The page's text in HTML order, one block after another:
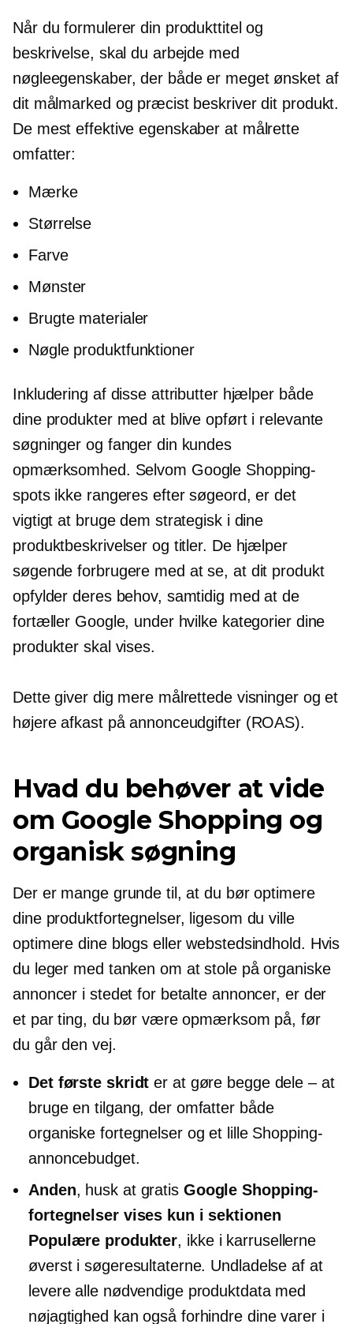
Når du formulerer din produkttitel og
beskrivelse, skal du arbejde med
nøgleegenskaber, der både er meget ønsket af
dit målmarked og præcist beskriver dit produkt.
De mest effektive egenskaber at målrette
omfatter:
Mærke
Størrelse
Farve
Mønster
Brugte materialer
Nøgle produktfunktioner
Inkludering af disse attributter hjælper både
dine produkter med at blive opført i relevante
søgninger og fanger din kundes
opmærksomhed. Selvom Google Shopping-
spots ikke rangeres efter søgeord, er det
vigtigt at bruge dem strategisk i dine
produktbeskrivelser og titler. De hjælper
søgende forbrugere med at se, at dit produkt
opfylder deres behov, samtidig med at de
fortæller Google, under hvilke kategorier dine
produkter skal vises.
Dette giver dig mere målrettede visninger og et
højere afkast på annonceudgifter (ROAS).
Hvad du behøver at vide
om Google Shopping og
organisk søgning
Der er mange grunde til, at du bør optimere
dine produktfortegnelser, ligesom du ville
optimere dine blogs eller webstedsindhold. Hvis
du leger med tanken om at stole på organiske
annoncer i stedet for betalte annoncer, er der
et par ting, du bør være opmærksom på, før
du går den vej.
Det første skridt er at gøre begge dele – at
bruge en tilgang, der omfatter både
organiske fortegnelser og et lille Shopping-
annoncebudget.
Anden, husk at gratis Google Shopping-
fortegnelser vises kun i sektionen
Populære produkter, ikke i karrusellerne
øverst i søgeresultaterne. Undladelse af at
levere alle nødvendige produktdata med
nøjagtighed kan også forhindre dine varer i